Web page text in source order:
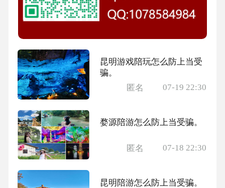
昆明游戏陪玩怎么防上当受
骗。
匿名
07-19 22:30
婺源陪游怎么防上当受骗。
匿名 07-18 22:30
昆明陪游怎么防上当受骗。